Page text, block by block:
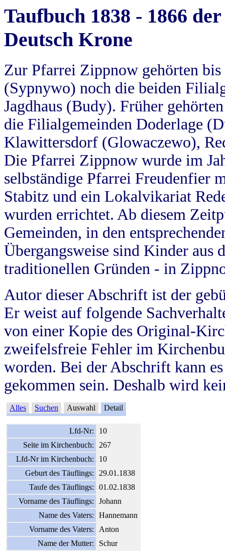
Taufbuch 1838 - 1866
Deutsch Krone
Zur Pfarrei Zippnow gehörten
(Sypnywo) noch die beiden
Jagdhaus (Budy). Früher
die Filialgemeinden Doderlage
Klawittersdorf (Glowaczewo),
Die Pfarrei Zippnow wurde im
selbständige Pfarrei Freudenfier
Stabitz und ein Lokalvikariat
wurden errichtet. Ab diesem
Gemeinden, in den
Übergangsweise sind Kinder aus
traditionellen Gründen - in
Autor dieser Abschrift ist der
Er weist auf folgende
von einer Kopie des Original-
zweifelsfreie Fehler im
worden. Bei der Abschrift kann
gekommen sein. Deshalb wird
Alles Suchen Auswahl Detail
Lfd-Nr:
10
Seite im Kirchenbuch:
267
Lfd-Nr im Kirchenbuch:
10
Geburt des Täuflings:
29.01.1838
Taufe des Täuflings:
01.02.1838
Vorname des Täuflings:
Johann
Name des Vaters:
Hannemann
Vorname des Vaters:
Anton
Name der Mutter:
Schur